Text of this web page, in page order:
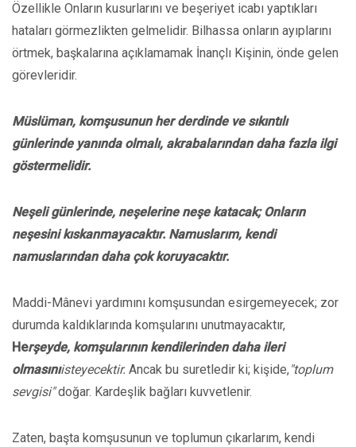
Özellikle Onların kusurlarını ve beşeriyet icabı yaptıkları
hataları görmezlikten gelmelidir. Bilhassa onların ayıplarını
örtmek, başkalarına açıklamamak İnançlı Kişinin, önde gelen
görevleridir.
Müslüman, komşusunun her derdinde ve sıkıntılı
günlerinde yanında olmalı, akrabalarından daha fazla ilgi
göstermelidir.
Neşeli günlerinde, neşelerine neşe katacak; Onların
neşesini kıskanmayacaktır. Namuslarım, kendi
namuslarından daha çok koruyacaktır.
Maddi-Mânevi yardımını komşusundan esirgemeyecek; zor
durumda kaldıklarında komşularını unutmayacaktır,
Herşeyde, komşularının kendilerinden daha ileri
olmasınıisteyecektir. Ancak bu suretledir ki; kişide,"toplum
sevgisi"doğar. Kardeşlik bağları kuvvetlenir.
Zaten, başta komşusunun ve toplumun çıkarlarım, kendi